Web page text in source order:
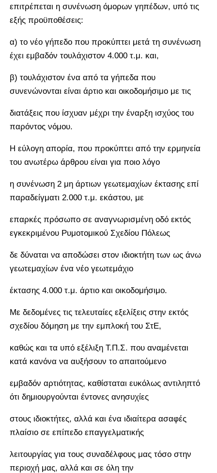
επιτρέπεται η συνένωση όμορων γηπέδων, υπό τις
εξής προϋποθέσεις:
α) το νέο γήπεδο που προκύπτει μετά τη συνένωση
έχει εμβαδόν τουλάχιστον 4.000 τ.μ. και,
β) τουλάχιστον ένα από τα γήπεδα που
συνενώνονται είναι άρτιο και οικοδομήσιμο με τις
διατάξεις που ίσχυαν μέχρι την έναρξη ισχύος του
παρόντος νόμου.
Η εύλογη απορία, που προκύπτει από την ερμηνεία
του ανωτέρω άρθρου είναι για ποιο λόγο
η συνένωση 2 μη άρτιων γεωτεμαχίων έκτασης επί
παραδείγματι 2.000 τ.μ. εκάστου, με
επαρκές πρόσωπο σε αναγνωρισμένη οδό εκτός
εγκεκριμένου Ρυμοτομικού Σχεδίου Πόλεως
δε δύναται να αποδώσει στον ιδιοκτήτη των ως άνω
γεωτεμαχίων ένα νέο γεωτεμάχιο
έκτασης 4.000 τ.μ. άρτιο και οικοδομήσιμο.
Με δεδομένες τις τελευταίες εξελίξεις στην εκτός
σχεδίου δόμηση με την εμπλοκή του ΣτΕ,
καθώς και τα υπό εξέλιξη Τ.Π.Σ. που αναμένεται
κατά κανόνα να αυξήσουν το απαιτούμενο
εμβαδόν αρτιότητας, καθίσταται ευκόλως αντιληπτό
ότι δημιουργούνται έντονες ανησυχίες
στους ιδιοκτήτες, αλλά και ένα ιδιαίτερα ασαφές
πλαίσιο σε επίπεδο επαγγελματικής
λειτουργίας για τους συναδέλφους μας τόσο στην
περιοχή μας, αλλά και σε όλη την